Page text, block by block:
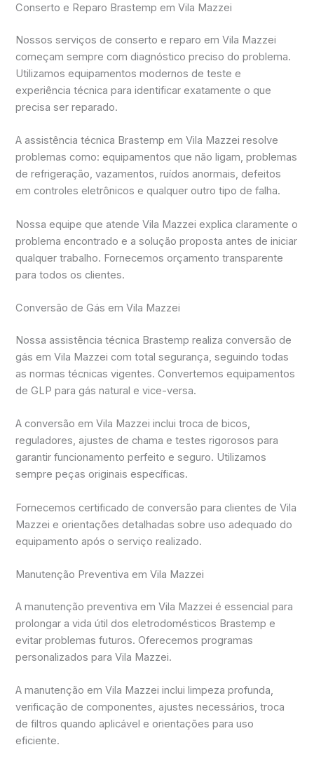
Conserto e Reparo Brastemp em Vila Mazzei
Nossos serviços de conserto e reparo em Vila Mazzei
começam sempre com diagnóstico preciso do problema.
Utilizamos equipamentos modernos de teste e
experiência técnica para identificar exatamente o que
precisa ser reparado.
A assistência técnica Brastemp em Vila Mazzei resolve
problemas como: equipamentos que não ligam, problemas
de refrigeração, vazamentos, ruídos anormais, defeitos
em controles eletrônicos e qualquer outro tipo de falha.
Nossa equipe que atende Vila Mazzei explica claramente o
problema encontrado e a solução proposta antes de iniciar
qualquer trabalho. Fornecemos orçamento transparente
para todos os clientes.
Conversão de Gás em Vila Mazzei
Nossa assistência técnica Brastemp realiza conversão de
gás em Vila Mazzei com total segurança, seguindo todas
as normas técnicas vigentes. Convertemos equipamentos
de GLP para gás natural e vice-versa.
A conversão em Vila Mazzei inclui troca de bicos,
reguladores, ajustes de chama e testes rigorosos para
garantir funcionamento perfeito e seguro. Utilizamos
sempre peças originais específicas.
Fornecemos certificado de conversão para clientes de Vila
Mazzei e orientações detalhadas sobre uso adequado do
equipamento após o serviço realizado.
Manutenção Preventiva em Vila Mazzei
A manutenção preventiva em Vila Mazzei é essencial para
prolongar a vida útil dos eletrodomésticos Brastemp e
evitar problemas futuros. Oferecemos programas
personalizados para Vila Mazzei.
A manutenção em Vila Mazzei inclui limpeza profunda,
verificação de componentes, ajustes necessários, troca
de filtros quando aplicável e orientações para uso
eficiente.